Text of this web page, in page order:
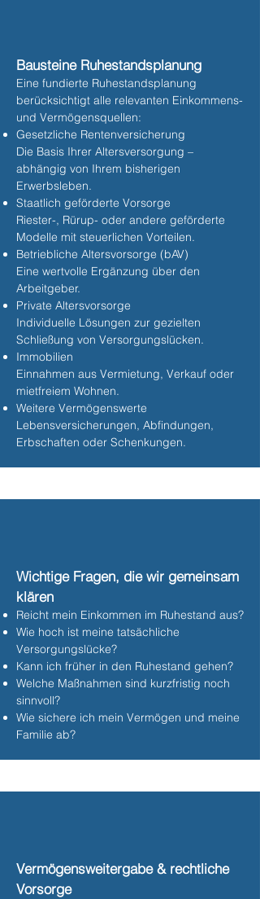
Bausteine Ruhestandsplanung
Eine fundierte Ruhestandsplanung
berücksichtigt alle relevanten Einkommens-
und Vermögensquellen:
Gesetzliche Rentenversicherung
Die Basis Ihrer Altersversorgung –
abhängig von Ihrem bisherigen
Erwerbsleben.
Staatlich geförderte Vorsorge
Riester-, Rürup- oder andere geförderte
Modelle mit steuerlichen Vorteilen.
Betriebliche Altersvorsorge (bAV)
Eine wertvolle Ergänzung über den
Arbeitgeber.
Private Altersvorsorge
Individuelle Lösungen zur gezielten
Schließung von Versorgungslücken.
Immobilien
Einnahmen aus Vermietung, Verkauf oder
mietfreiem Wohnen.
Weitere Vermögenswerte
Lebensversicherungen, Abfindungen,
Erbschaften oder Schenkungen.
Wichtige Fragen, die wir gemeinsam
klären
Reicht mein Einkommen im Ruhestand aus?
Wie hoch ist meine tatsächliche
Versorgungslücke?
Kann ich früher in den Ruhestand gehen?
Welche Maßnahmen sind kurzfristig noch
sinnvoll?
Wie sichere ich mein Vermögen und meine
Familie ab?
Vermögensweitergabe & rechtliche
Vorsorge